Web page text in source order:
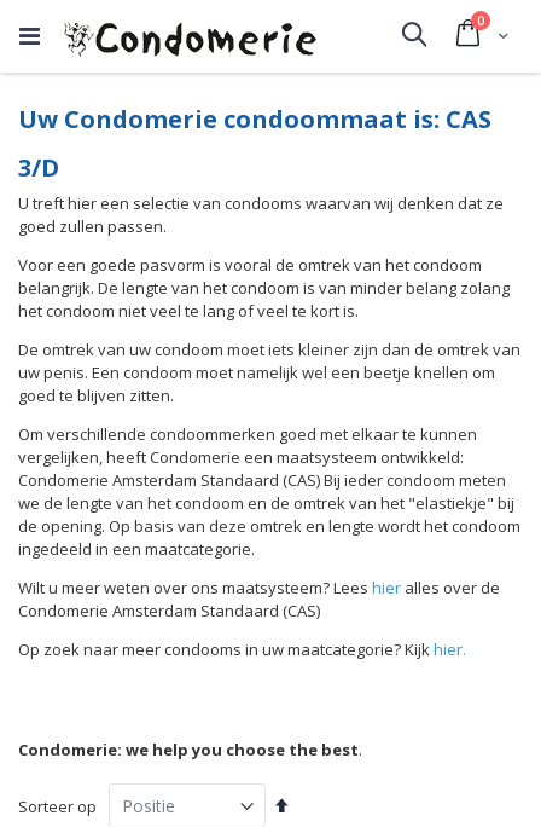
Cart
0
Search
Uw Condomerie condoommaat is: CAS
3/D
U treft hier een selectie van condooms waarvan wij denken dat ze
goed zullen passen.
Voor een goede pasvorm is vooral de omtrek van het condoom
belangrijk. De lengte van het condoom is van minder belang zolang
het condoom niet veel te lang of veel te kort is.
De omtrek van uw condoom moet iets kleiner zijn dan de omtrek van
uw penis. Een condoom moet namelijk wel een beetje knellen om
goed te blijven zitten.
Om verschillende condoommerken goed met elkaar te kunnen
vergelijken, heeft Condomerie een maatsysteem ontwikkeld:
Condomerie Amsterdam Standaard (CAS) Bij ieder condoom meten
we de lengte van het condoom en de omtrek van het "elastiekje" bij
de opening. Op basis van deze omtrek en lengte wordt het condoom
ingedeeld in een maatcategorie.
Wilt u meer weten over ons maatsysteem? Lees hier alles over de
Condomerie Amsterdam Standaard (CAS)
Op zoek naar meer condooms in uw maatcategorie? Kijkhier.
Condomerie: we help you choose the best.
Sorteer op
Van